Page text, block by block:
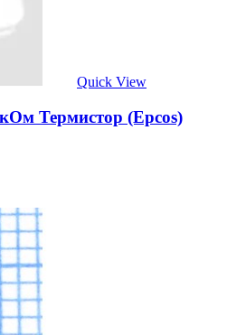
Quick View
Термистор (Epcos)